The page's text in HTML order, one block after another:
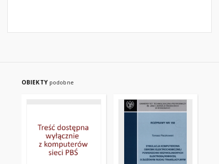
OBIEKTY podobne